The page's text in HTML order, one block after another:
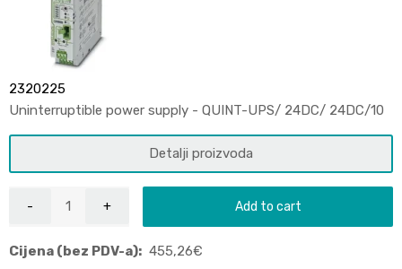
2320225
Uninterruptible power supply - QUINT-UPS/ 24DC/ 24DC/10
Detalji proizvoda
Add to cart
Cijena (bez PDV-a): 455,26€